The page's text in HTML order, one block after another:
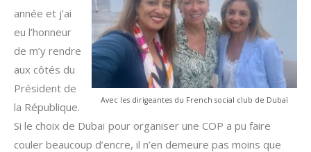
Avec les dirigeantes du French social club de Dubaï
année et j’ai
eu l’honneur
de m’y rendre
aux côtés du
Président de
la République.
Si le choix de Dubaï pour organiser une COP a pu faire
couler beaucoup d’encre, il n’en demeure pas moins que